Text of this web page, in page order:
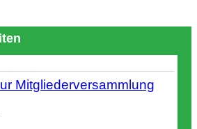
Mitgliederversammlung